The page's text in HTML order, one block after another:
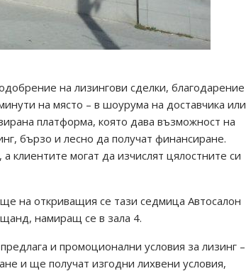
на лизингови сделки, благодарение
на място – в шоурума на доставчика или
платформа, която дава възможност на
бързо и лесно да получат финансиране.
клиентите могат да изчислят цялостните си
на откриващия се тази седмица Автосалон
намиращ се в зала 4.
и промоционални условия за лизинг –
и ще получат изгодни лихвени условия,